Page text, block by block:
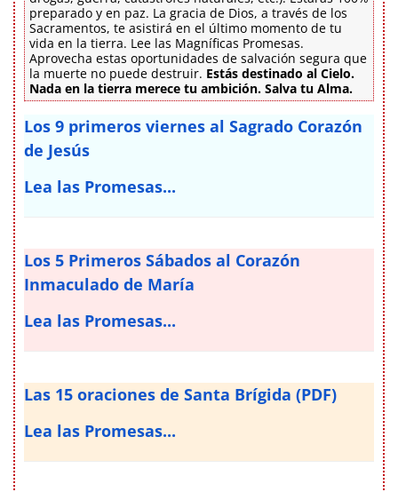
preparado y en paz. La gracia de Dios, a través de los
Sacramentos, te asistirá en el último momento de tu
vida en la tierra. Lee las Magníficas Promesas.
Aprovecha estas oportunidades de salvación segura que
la muerte no puede destruir. Estás destinado al Cielo.
Nada en la tierra merece tu ambición. Salva tu Alma.
Los 9 primeros viernes al Sagrado Corazón
de Jesús
Lea las Promesas...
Los 5 Primeros Sábados al Corazón
Inmaculado de María
Lea las Promesas...
Las 15 oraciones de Santa Brígida (PDF)
Lea las Promesas...